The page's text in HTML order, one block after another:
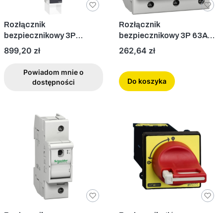
Rozłącznik
bezpiecznikowy 3P
180mm M12
Cena
899,20 zł
Powiadom mnie o
dostępności
Rozłącznik
bezpiecznikowy 3P 63A
bez wkładek
Cena
262,64 zł
Do koszyka